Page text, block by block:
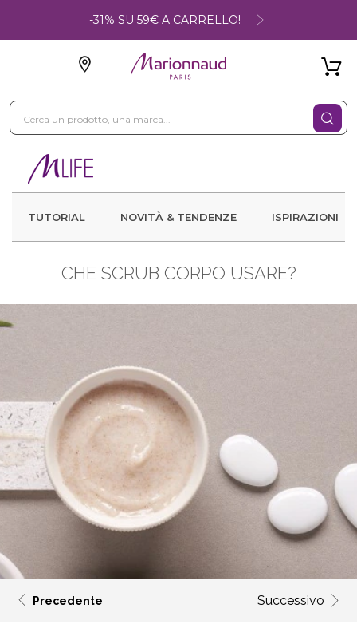
-31% SU 59€ A CARRELLO!
TUTORIAL NOVITÀ & TENDENZE ISPIRAZIONI
CHE SCRUB CORPO USARE?
Precedente Successivo